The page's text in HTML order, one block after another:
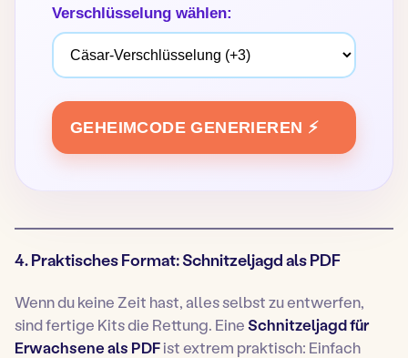
Verschlüsselung wählen:
GEHEIMCODE GENERIEREN ⚡
4. Praktisches Format: Schnitzeljagd als PDF
Wenn du keine Zeit hast, alles selbst zu entwerfen,
sind fertige Kits die Rettung. EineSchnitzeljagd für
Erwachsene als PDFist extrem praktisch: Einfach